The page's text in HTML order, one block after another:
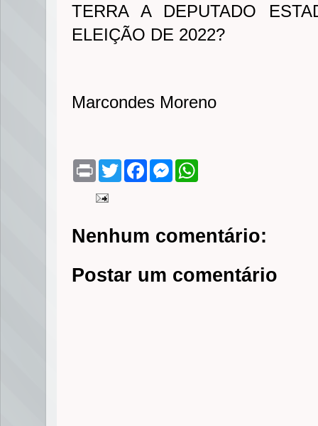
TERRA A DEPUTADO
ELEIÇÃO DE 2022?
Marcondes Moreno
P
n
T
w
r
F
o
k
M
g
e
p
p
Nenhum comentário:
Postar um comentário